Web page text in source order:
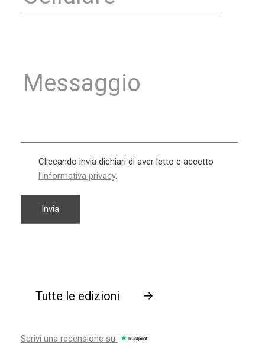
Cliccando invia dichiari di aver letto e accetto
l'informativa privacy.
Tutte le edizioni →
Scrivi una recensione su